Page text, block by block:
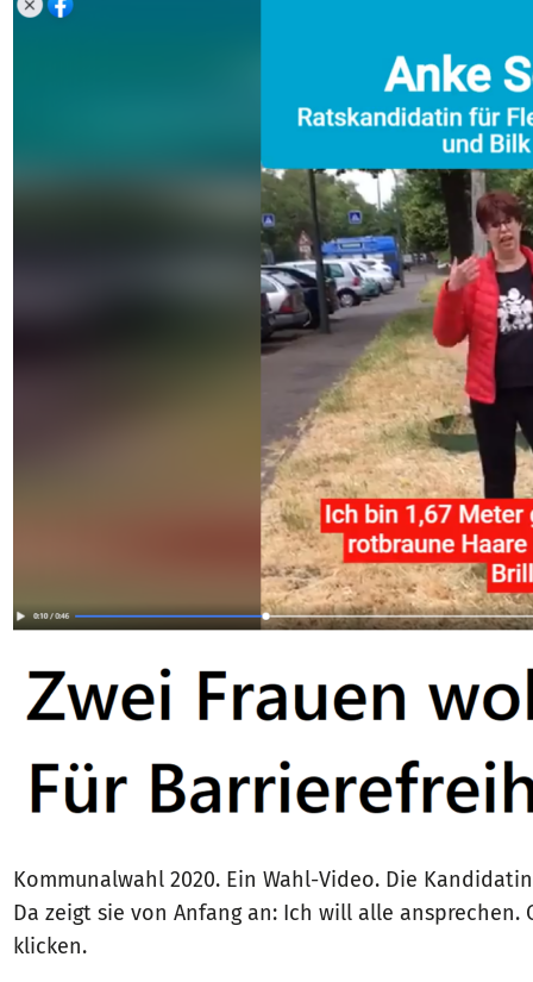
Kommunalwahl 2020. Ein Wahl-Video. Die
Da zeigt sie von Anfang an: Ich will alle ansprechen.
klicken.